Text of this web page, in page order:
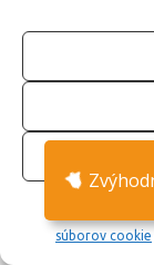
súborov cookie
E-
so